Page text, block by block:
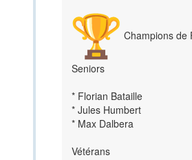
Champions de
Seniors
* Florian Bataille
* Jules Humbert
* Max Dalbera
Vétérans